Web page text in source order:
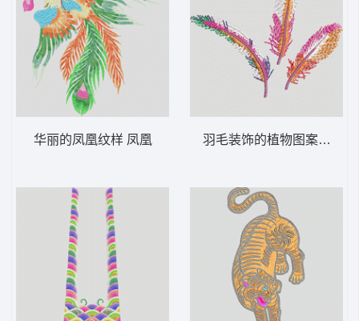
华丽的凤凰纹样 凤凰 羽毛装饰的植物图案 羽毛